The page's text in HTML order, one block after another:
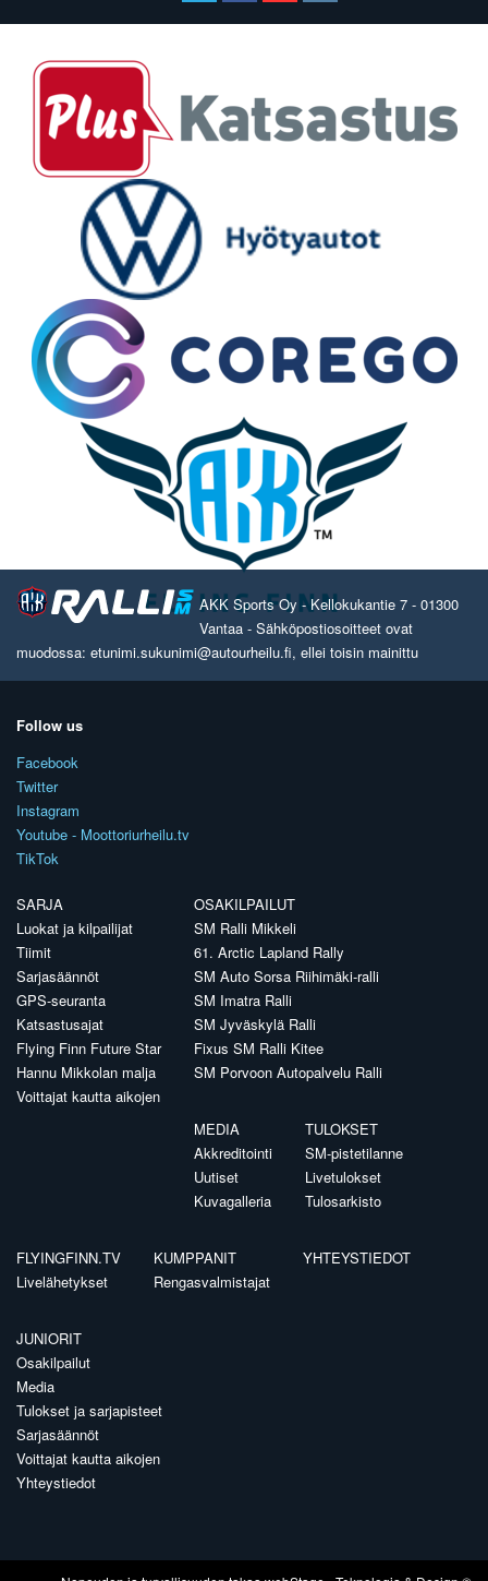
AKK Sports Oy - Kellokukantie 7 - 01300
Vantaa - Sähköpostiosoitteet ovat
muodossa: etunimi.sukunimi@autourheilu.fi, ellei toisin mainittu
Follow us
Facebook
Twitter
Instagram
Youtube - Moottoriurheilu.tv
TikTok
SARJA
Luokat ja kilpailijat
Tiimit
Sarjasäännöt
GPS-seuranta
Katsastusajat
Flying Finn Future Star
Hannu Mikkolan malja
Voittajat kautta aikojen
OSAKILPAILUT
SM Ralli Mikkeli
61. Arctic Lapland Rally
SM Auto Sorsa Riihimäki-ralli
SM Imatra Ralli
SM Jyväskylä Ralli
Fixus SM Ralli Kitee
SM Porvoon Autopalvelu Ralli
MEDIA
Akkreditointi
Uutiset
Kuvagalleria
TULOKSET
SM-pistetilanne
Livetulokset
Tulosarkisto
FLYINGFINN.TV
Livelähetykset
KUMPPANIT
Rengasvalmistajat
YHTEYSTIEDOT
JUNIORIT
Osakilpailut
Media
Tulokset ja sarjapisteet
Sarjasäännöt
Voittajat kautta aikojen
Yhteystiedot